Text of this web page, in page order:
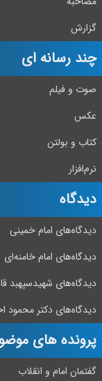
گزارش
چند رسانه ای
صوت و فیلم
عکس
کتاب و بولتن
نرم‌افزار
دیدگاه‌
دیدگاه‌های امام خمینی
دیدگاه‌های امام خامنه‌ای
دیدگاه‌های شهید‌سپهبد
دیدگاه‌های دکتر محمود
پرونده های
گفتمان امام و انقلاب